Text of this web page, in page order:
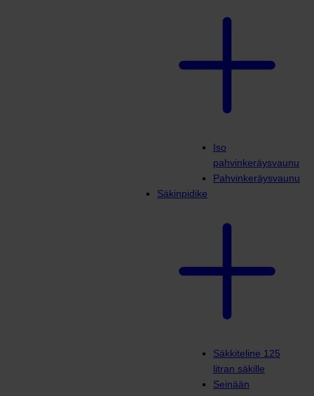
Iso
pahvinkeräysvaunu
Pahvinkeräysvaunu
Säkinpidike
Säkkiteline 125
litran säkille
Seinään